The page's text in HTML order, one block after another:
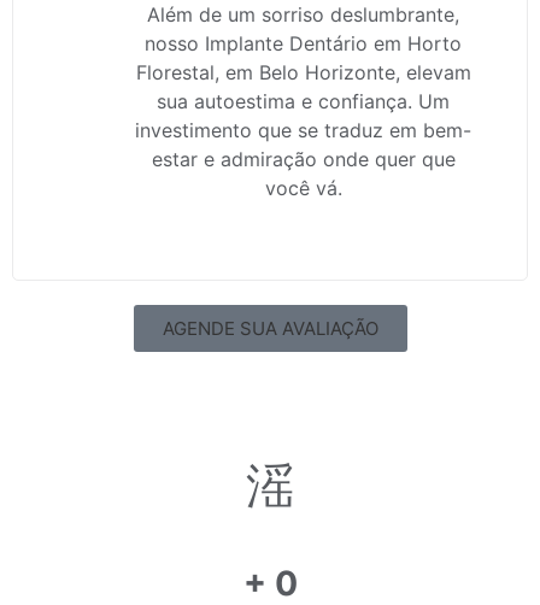
Além de um sorriso deslumbrante,
nosso Implante Dentário em Horto
Florestal, em Belo Horizonte, elevam
sua autoestima e confiança. Um
investimento que se traduz em bem-
estar e admiração onde quer que
você vá.
AGENDE SUA AVALIAÇÃO
+ 0